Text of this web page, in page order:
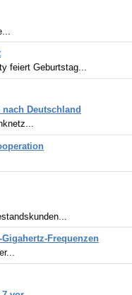
feiert Geburtstag...
Deutschland
Frequenzen